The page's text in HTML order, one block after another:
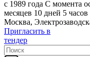
c 1989 года С момента
месяцев 10 дней 5
Москва,
Пригласить в
тендер